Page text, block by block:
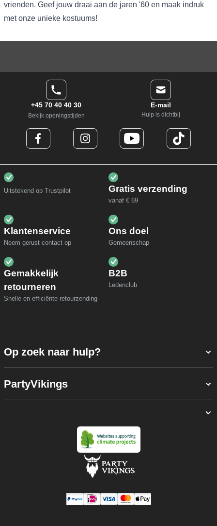
vrienden. Geef jouw draai aan de jaren '60 en maak indruk
met onze unieke kostuums!
+45 70 40 40 30
Bekijk openingstijden
E-mail
Hulp is dichtbij
Uitstekend op Trustpilot Gratis verzending
vanaf € 69
Klantenservice
Neem gerust contact op
Ons doel
Gemeenschap
Gemakkelijk
retourneren
Snelle en efficiënte retourzending
B2B
Ledenclub
Op zoek naar hulp?
PartyVikings